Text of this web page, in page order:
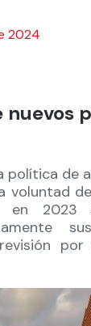
2024
nuevos
política de
voluntad de
2023
por